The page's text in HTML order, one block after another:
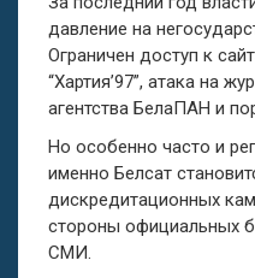
давление на
Ограничен доступ к
“Хартия’97”, атака на
агентства БелаПАН и
Но особенно часто и
именно Белсат
дискредитационных
стороны официальных
СМИ.